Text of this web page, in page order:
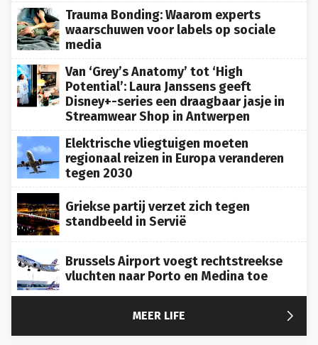
Trauma Bonding: Waarom experts
waarschuwen voor labels op sociale
media
Van ‘Grey’s Anatomy’ tot ‘High
Potential’: Laura Janssens geeft
Disney+-series een draagbaar jasje in
Streamwear Shop in Antwerpen
Elektrische vliegtuigen moeten
regionaal reizen in Europa veranderen
tegen 2030
Griekse partij verzet zich tegen
standbeeld in Servië
Brussels Airport voegt rechtstreekse
vluchten naar Porto en Medina toe
MEER LIFE 